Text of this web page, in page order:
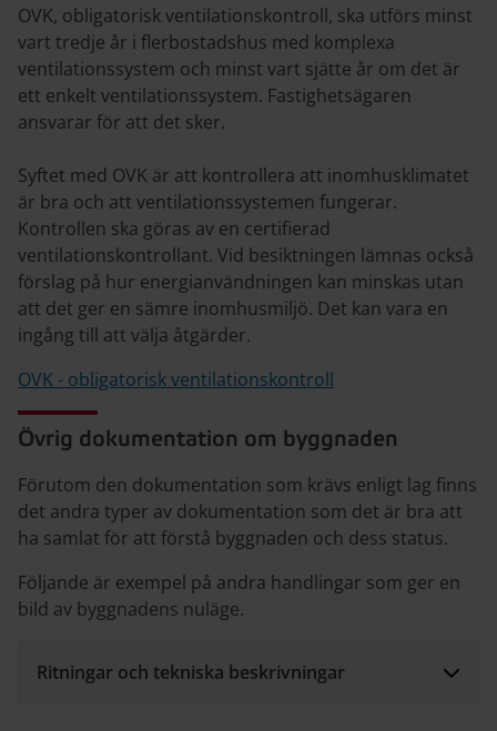
OVK, obligatorisk ventilationskontroll, ska utförs minst
vart tredje år i flerbostadshus med komplexa
ventilationssystem och minst vart sjätte år om det är
ett enkelt ventilationssystem. Fastighetsägaren
ansvarar för att det sker.
Syftet med OVK är att kontrollera att inomhusklimatet
är bra och att ventilationssystemen fungerar.
Kontrollen ska göras av en certifierad
ventilationskontrollant. Vid besiktningen lämnas också
förslag på hur energianvändningen kan minskas utan
att det ger en sämre inomhusmiljö. Det kan vara en
ingång till att välja åtgärder.
OVK - obligatorisk ventilationskontroll
Övrig dokumentation om byggnaden
Förutom den dokumentation som krävs enligt lag finns
det andra typer av dokumentation som det är bra att
ha samlat för att förstå byggnaden och dess status.
Följande är exempel på andra handlingar som ger en
bild av byggnadens nuläge.
Ritningar och tekniska beskrivningar